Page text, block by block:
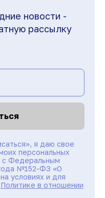
новости -
рассылку
я даю свое
персональных
с Федеральным
№152-ФЗ «О
условиях и для
Политике в отношении